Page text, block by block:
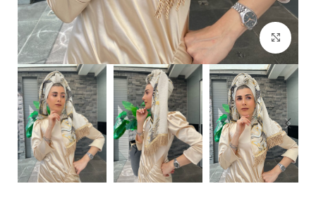
Click to enlarge